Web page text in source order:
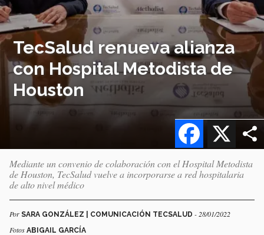
TecSalud renueva alianza
con Hospital Metodista de
Houston
X
Facebook
Mediante un convenio de colaboración con el Hospital Metodista
de Houston, TecSalud vuelve a incorporarse a red hospitalaria
de alto nivel médico
Por SARA GONZÁLEZ | COMUNICACIÓN TECSALUD - 28/01/2022
Fotos ABIGAIL GARCÍA